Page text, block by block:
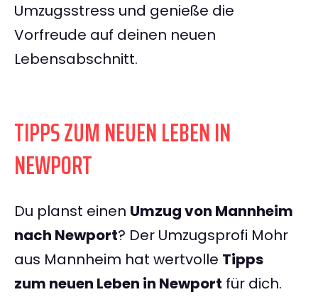
Umzugsstress und genieße die
Vorfreude auf deinen neuen
Lebensabschnitt.
TIPPS ZUM NEUEN LEBEN IN
NEWPORT
Du planst einen Umzug von Mannheim
nach Newport? Der Umzugsprofi Mohr
aus Mannheim hat wertvolle Tipps
zum neuen Leben in Newport für dich.